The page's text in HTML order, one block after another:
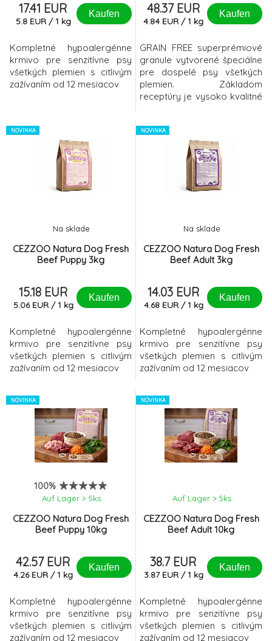
17.41 EUR
5.8 EUR / 1 kg
Kaufen
Kompletné hypoalergénne
krmivo pre senzitívne psy
všetkých plemien s citlivým
zažívaním od 12 mesiacov
48.37 EUR
4.84 EUR / 1 kg
Kaufen
GRAIN FREE superprémiové
granule vytvorené špeciálne
pre dospelé psy všetkých
plemien. Základom
receptúry je vysoko kvalitné
sušenom stave), ktoré je
ideálnou voľbou aj pre psov
s citlivejším trávením.
NOVINKA
CEZZOO Natura Dog Fresh
Beef Puppy 3kg
Na sklade
15.18 EUR
5.06 EUR / 1 kg
Kaufen
Kompletné hypoalergénne
krmivo pre senzitívne psy
všetkých plemien s citlivým
zažívaním od 12 mesiacov
NOVINKA
CEZZOO Natura Dog Fresh
Beef Adult 3kg
Na sklade
14.03 EUR
4.68 EUR / 1 kg
Kaufen
Kompletné hypoalergénne
krmivo pre senzitívne psy
všetkých plemien s citlivým
zažívaním od 12 mesiacov
NOVINKA
100%
CEZZOO Natura Dog Fresh
Beef Puppy 10kg
Auf Lager > 5ks
42.57 EUR
4.26 EUR / 1 kg
Kaufen
Kompletné hypoalergénne
krmivo pre senzitívne psy
všetkých plemien s citlivým
zažívaním od 12 mesiacov
NOVINKA
CEZZOO Natura Dog Fresh
Beef Adult 10kg
Auf Lager > 5ks
38.7 EUR
3.87 EUR / 1 kg
Kaufen
Kompletné hypoalergénne
krmivo pre senzitívne psy
všetkých plemien s citlivým
zažívaním od 12 mesiacov